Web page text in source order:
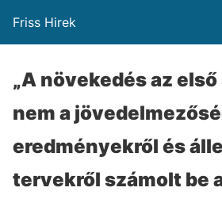
Friss Hirek
„A növekedés az
nem a
eredményekről és
tervekről számolt be